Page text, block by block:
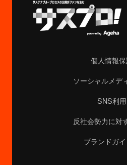
個人情報
ソーシャルメデ
SNS利
反社会勢力に対
ブランドガ